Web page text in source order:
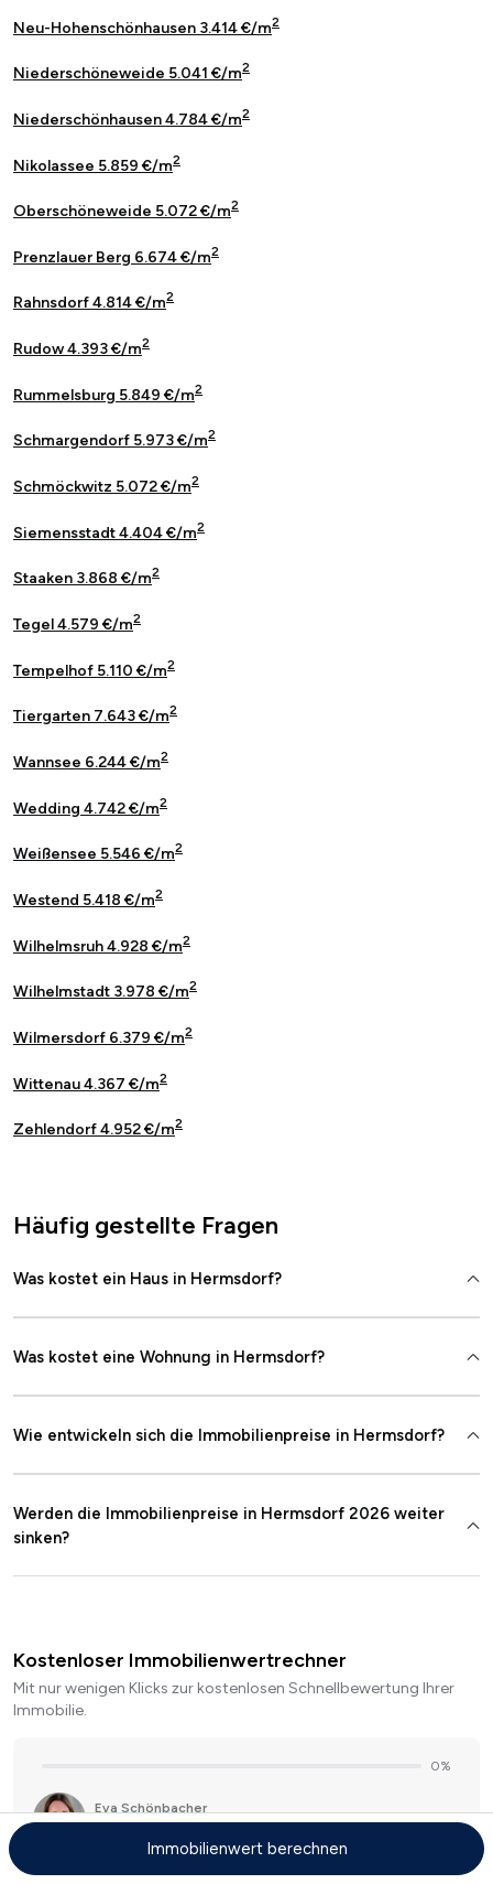
Neu-Hohenschönhausen 3.414 €/m2
Niederschöneweide 5.041 €/m2
Niederschönhausen 4.784 €/m2
Nikolassee 5.859 €/m2
Oberschöneweide 5.072 €/m2
Prenzlauer Berg 6.674 €/m2
Rahnsdorf 4.814 €/m2
Rudow 4.393 €/m2
Rummelsburg 5.849 €/m2
Schmargendorf 5.973 €/m2
Schmöckwitz 5.072 €/m2
Siemensstadt 4.404 €/m2
Staaken 3.868 €/m2
Tegel 4.579 €/m2
Tempelhof 5.110 €/m2
Tiergarten 7.643 €/m2
Wannsee 6.244 €/m2
Wedding 4.742 €/m2
Weißensee 5.546 €/m2
Westend 5.418 €/m2
Wilhelmsruh 4.928 €/m2
Wilhelmstadt 3.978 €/m2
Wilmersdorf 6.379 €/m2
Wittenau 4.367 €/m2
Zehlendorf 4.952 €/m2
Häufig gestellte Fragen
Was kostet ein Haus in Hermsdorf?
Was kostet eine Wohnung in Hermsdorf?
Wie entwickeln sich die Immobilienpreise in Hermsdorf?
Werden die Immobilienpreise in Hermsdorf 2026 weiter
sinken?
Kostenloser Immobilienwertrechner
Mit nur wenigen Klicks zur kostenlosen Schnellbewertung Ihrer
Immobilie.
Immobilienwert berechnen